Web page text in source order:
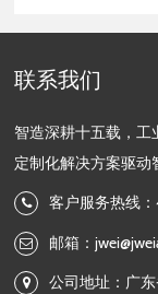
联系我们
智造深耕十五载，工
定制化解决方案驱动
客户服务热线
邮箱：
公司地址：广